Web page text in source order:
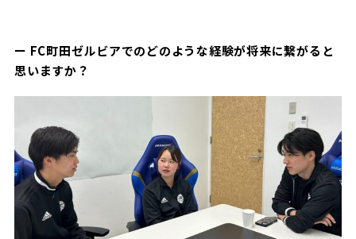
ー FC町田ゼルビアでのどのような経験が将来に繋がると
思いますか？